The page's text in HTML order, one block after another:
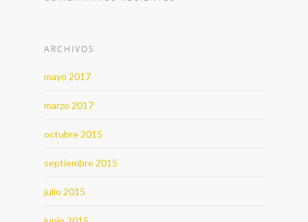
ARCHIVOS
mayo 2017
marzo 2017
octubre 2015
septiembre 2015
julio 2015